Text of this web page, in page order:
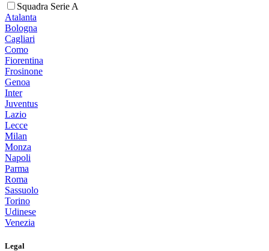
Squadra Serie A
Atalanta
Bologna
Cagliari
Como
Fiorentina
Frosinone
Genoa
Inter
Juventus
Lazio
Lecce
Milan
Monza
Napoli
Parma
Roma
Sassuolo
Torino
Udinese
Venezia
Legal